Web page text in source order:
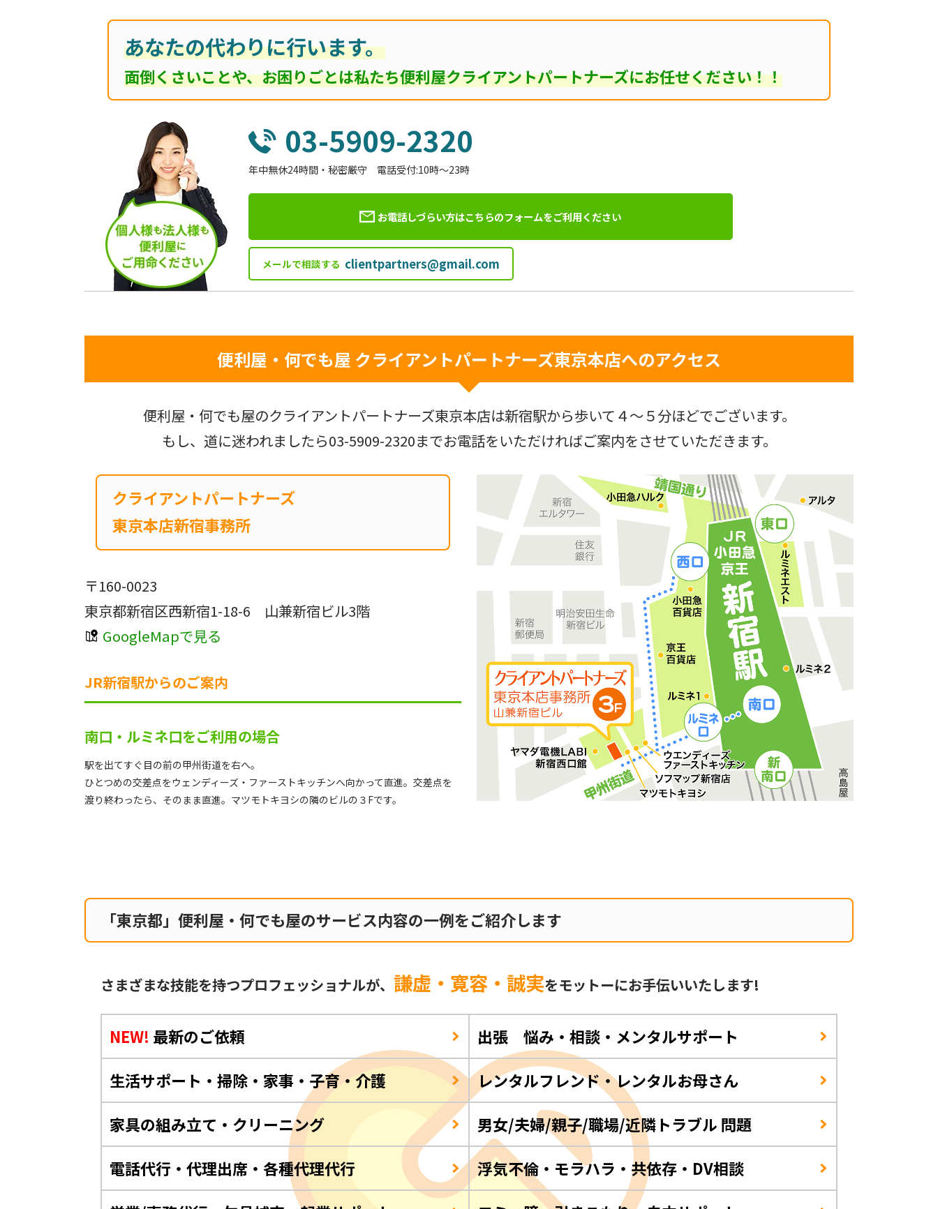
あなたの代わりに行います。
面倒くさいことや、お困りごとは私たち便利屋クライアントパートナーズにお任せください！！
03-5909-2320
年中無休24時間・秘密厳守 電話受付:10時～23時
お電話しづらい方はこちらのフォームをご利用ください
メールで相談する clientpartners@gmail.com
便利屋・何でも屋 クライアントパートナーズ東京本店へのアクセス
便利屋・何でも屋のクライアントパートナーズ東京本店は新宿駅から歩いて４～５分ほどでございます。
もし、道に迷われましたら03-5909-2320までお電話をいただければご案内をさせていただきます。
クライアントパートナーズ
東京本店新宿事務所
〒160-0023
東京都新宿区西新宿1-18-6 山兼新宿ビル3階
GoogleMapで見る
JR新宿駅からのご案内
南口・ルミネ口をご利用の場合
駅を出てすぐ目の前の甲州街道を右へ。
ひとつめの交差点をウェンディーズ・ファーストキッチンへ向かって直進。交差点を
渡り終わったら、そのまま直進。マツモトキヨシの隣のビルの３Fです。
「東京都」便利屋・何でも屋のサービス内容の一例をご紹介します
さまざまな技能を持つプロフェッショナルが、謙虚・寛容・誠実をモットーにお手伝いいたします!
NEW! 最新のご依頼
出張 悩み・相談・メンタルサポート
生活サポート・掃除・家事・子育・介護
レンタルフレンド・レンタルお母さん
家具の組み立て・クリーニング
男女/夫婦/親子/職場/近隣トラブル 問題
電話代行・代理出席・各種代理代行
浮気不倫・モラハラ・共依存・DV相談